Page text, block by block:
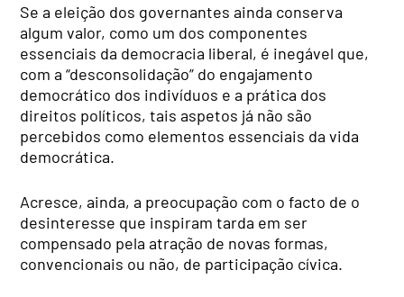
Se a eleição dos governantes ainda conserva
algum valor, como um dos componentes
essenciais da democracia liberal, é inegável que,
com a “desconsolidação” do engajamento
democrático dos indivíduos e a prática dos
direitos políticos, tais aspetos já não são
percebidos como elementos essenciais da vida
democrática.
Acresce, ainda, a preocupação com o facto de o
desinteresse que inspiram tarda em ser
compensado pela atração de novas formas,
convencionais ou não, de participação cívica.